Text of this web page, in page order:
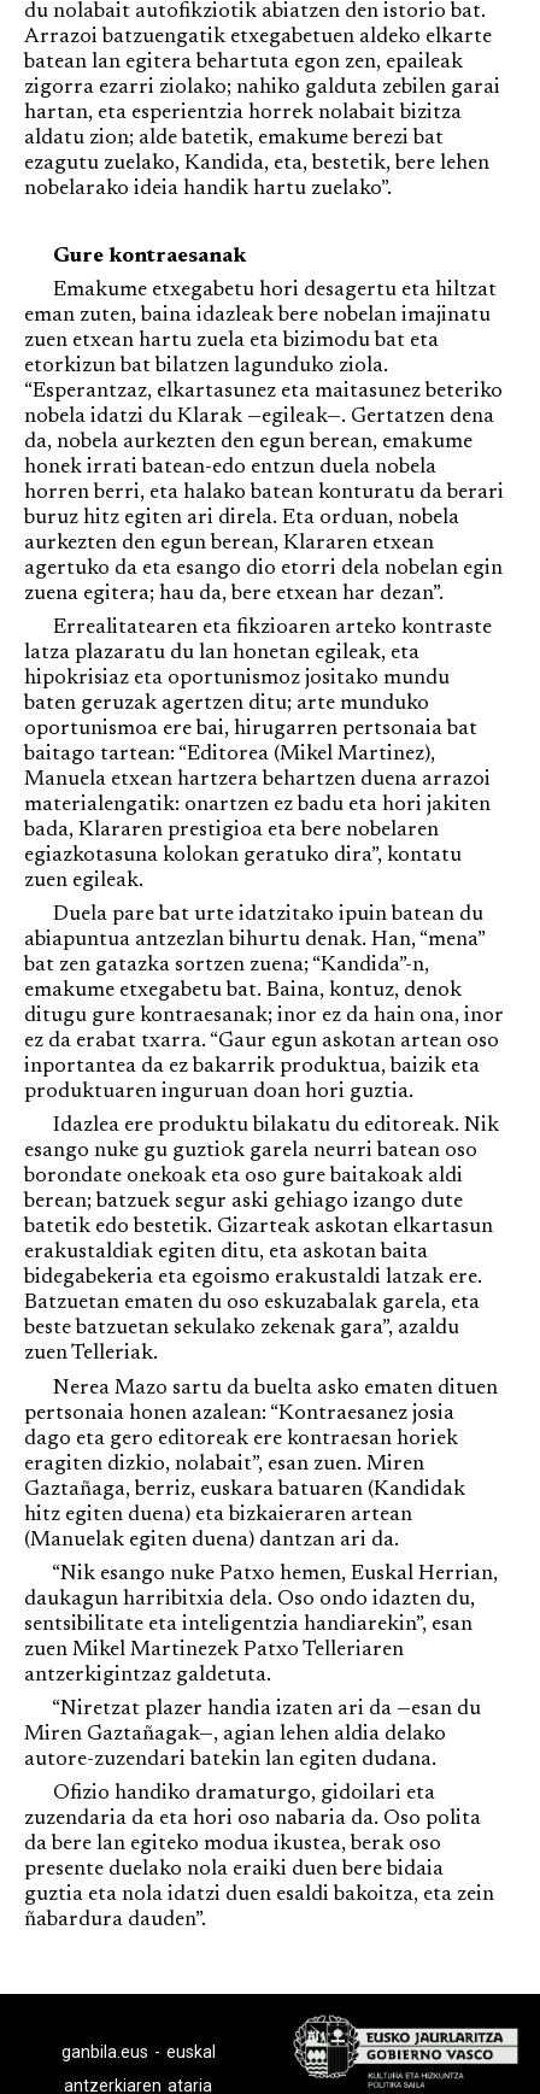
du nolabait autofikziotik abiatzen den istorio bat.
Arrazoi batzuengatik etxegabetuen aldeko elkarte
batean lan egitera behartuta egon zen, epaileak
zigorra ezarri ziolako; nahiko galduta zebilen garai
hartan, eta esperientzia horrek nolabait bizitza
aldatu zion; alde batetik, emakume berezi bat
ezagutu zuelako, Kandida, eta, bestetik, bere lehen
nobelarako ideia handik hartu zuelako”.
Gure kontraesanak
Emakume etxegabetu hori desagertu eta hiltzat
eman zuten, baina idazleak bere nobelan imajinatu
zuen etxean hartu zuela eta bizimodu bat eta
etorkizun bat bilatzen lagunduko ziola.
“Esperantzaz, elkartasunez eta maitasunez beteriko
nobela idatzi du Klarak —egileak—. Gertatzen dena
da, nobela aurkezten den egun berean, emakume
honek irrati batean-edo entzun duela nobela
horren berri, eta halako batean konturatu da berari
buruz hitz egiten ari direla. Eta orduan, nobela
aurkezten den egun berean, Klararen etxean
agertuko da eta esango dio etorri dela nobelan egin
zuena egitera; hau da, bere etxean har dezan”.
Errealitatearen eta fikzioaren arteko kontraste
latza plazaratu du lan honetan egileak, eta
hipokrisiaz eta oportunismoz jositako mundu
baten geruzak agertzen ditu; arte munduko
oportunismoa ere bai, hirugarren pertsonaia bat
baitago tartean: “Editorea (Mikel Martinez),
Manuela etxean hartzera behartzen duena arrazoi
materialengatik: onartzen ez badu eta hori jakiten
bada, Klararen prestigioa eta bere nobelaren
egiazkotasuna kolokan geratuko dira”, kontatu
zuen egileak.
Duela pare bat urte idatzitako ipuin batean du
abiapuntua antzezlan bihurtu denak. Han, “mena”
bat zen gatazka sortzen zuena; “Kandida”-n,
emakume etxegabetu bat. Baina, kontuz, denok
ditugu gure kontraesanak; inor ez da hain ona, inor
ez da erabat txarra. “Gaur egun askotan artean oso
inportantea da ez bakarrik produktua, baizik eta
produktuaren inguruan doan hori guztia.
Idazlea ere produktu bilakatu du editoreak. Nik
esango nuke gu guztiok garela neurri batean oso
borondate onekoak eta oso gure baitakoak aldi
berean; batzuek segur aski gehiago izango dute
batetik edo bestetik. Gizarteak askotan elkartasun
erakustaldiak egiten ditu, eta askotan baita
bidegabekeria eta egoismo erakustaldi latzak ere.
Batzuetan ematen du oso eskuzabalak garela, eta
beste batzuetan sekulako zekenak gara”, azaldu
zuen Telleriak.
Nerea Mazo sartu da buelta asko ematen dituen
pertsonaia honen azalean: “Kontraesanez josia
dago eta gero editoreak ere kontraesan horiek
eragiten dizkio, nolabait”, esan zuen. Miren
Gaztañaga, berriz, euskara batuaren (Kandidak
hitz egiten duena) eta bizkaieraren artean
(Manuelak egiten duena) dantzan ari da.
“Nik esango nuke Patxo hemen, Euskal Herrian,
daukagun harribitxia dela. Oso ondo idazten du,
sentsibilitate eta inteligentzia handiarekin”, esan
zuen Mikel Martinezek Patxo Telleriaren
antzerkigintzaz galdetuta.
“Niretzat plazer handia izaten ari da —esan du
Miren Gaztañagak—, agian lehen aldia delako
autore-zuzendari batekin lan egiten dudana.
Ofizio handiko dramaturgo, gidoilari eta
zuzendaria da eta hori oso nabaria da. Oso polita
da bere lan egiteko modua ikustea, berak oso
presente duelako nola eraiki duen bere bidaia
guztia eta nola idatzi duen esaldi bakoitza, eta zein
ñabardura dauden”.
ganbila.eus - euskal
antzerkiaren ataria